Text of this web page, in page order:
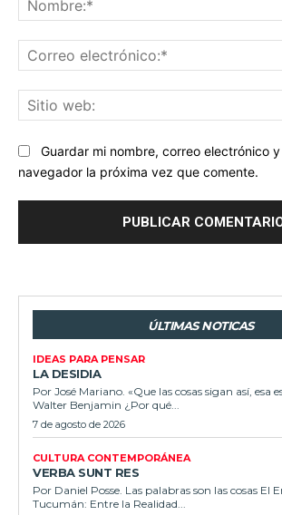
Guardar mi nombre, correo electrónico
navegador la próxima vez que comente.
ÚLTIMAS NOTICAS
IDEAS PARA PENSAR
LA DESIDIA
Por José Mariano. «Que las cosas sigan así, esa
Walter Benjamin ¿Por qué...
7 de agosto de 2026
CULTURA CONTEMPORÁNEA
VERBA SUNT RES
Por Daniel Posse. Las palabras son las cosas El
Tucumán: Entre la Realidad...